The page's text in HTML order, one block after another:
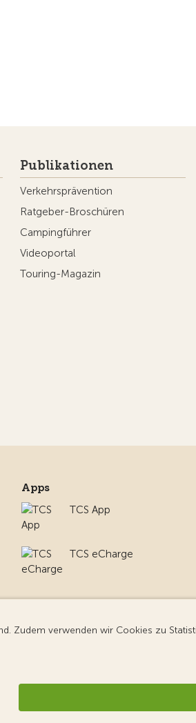
Publikationen
Verkehrsprävention
Ratgeber-Broschüren
Campingführer
Videoportal
Touring-Magazin
Apps
TCS App
TCS eCharge
Datenschutz